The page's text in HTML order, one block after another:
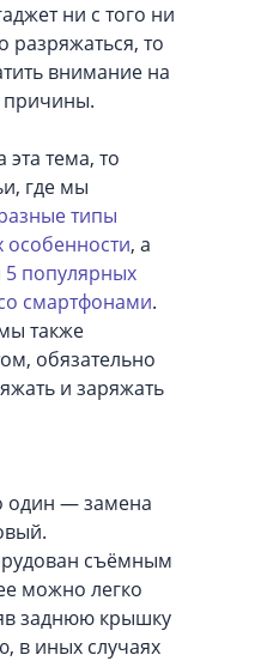
ни с того ни
разряжаться, то
внимание на
причины.
эта тема, то
где мы
типы
особенности, а
5 популярных
смартфонами.
также
обязательно
и заряжать
один — замена
съёмным
можно легко
заднюю крышку
в иных случаях